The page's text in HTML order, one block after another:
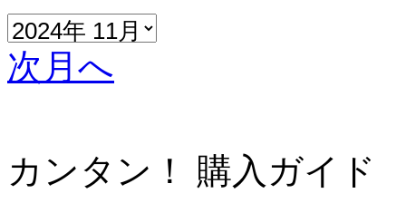
次月へ
カンタン！ 購入ガイド